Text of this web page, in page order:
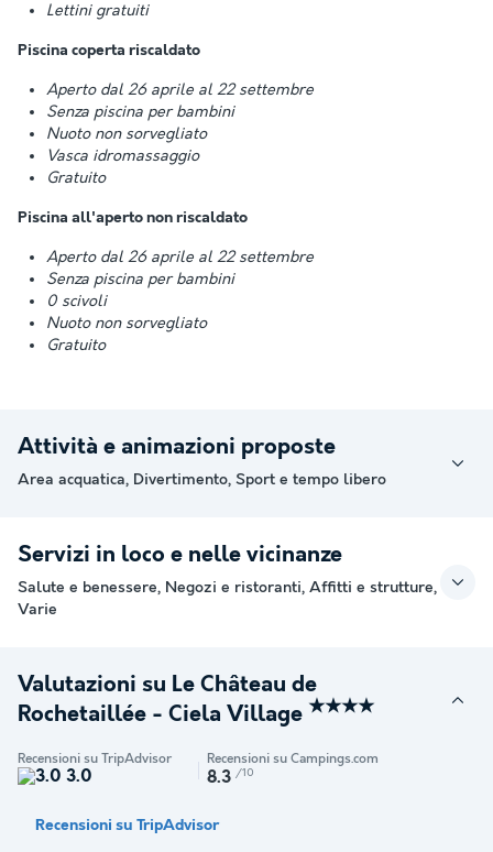
Lettini gratuiti
Piscina coperta riscaldato
Aperto dal 26 aprile al 22 settembre
Senza piscina per bambini
Nuoto non sorvegliato
Vasca idromassaggio
Gratuito
Piscina all'aperto non riscaldato
Aperto dal 26 aprile al 22 settembre
Senza piscina per bambini
0 scivoli
Nuoto non sorvegliato
Gratuito
Attività e animazioni proposte
Area acquatica, Divertimento, Sport e tempo libero
Servizi in loco e nelle vicinanze
Salute e benessere, Negozi e ristoranti, Affitti e strutture,
Varie
Valutazioni su Le Château de
Rochetaillée - Ciela Village ★★★★
Recensioni su TripAdvisor
3.0
Recensioni su Campings.com
8.3 /10
Recensioni su TripAdvisor